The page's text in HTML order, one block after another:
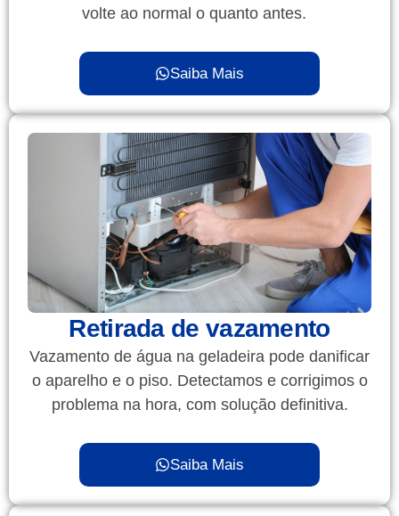
volte ao normal o quanto antes.
Saiba Mais
Retirada de vazamento
Vazamento de água na geladeira pode danificar
o aparelho e o piso. Detectamos e corrigimos o
problema na hora, com solução definitiva.
Saiba Mais